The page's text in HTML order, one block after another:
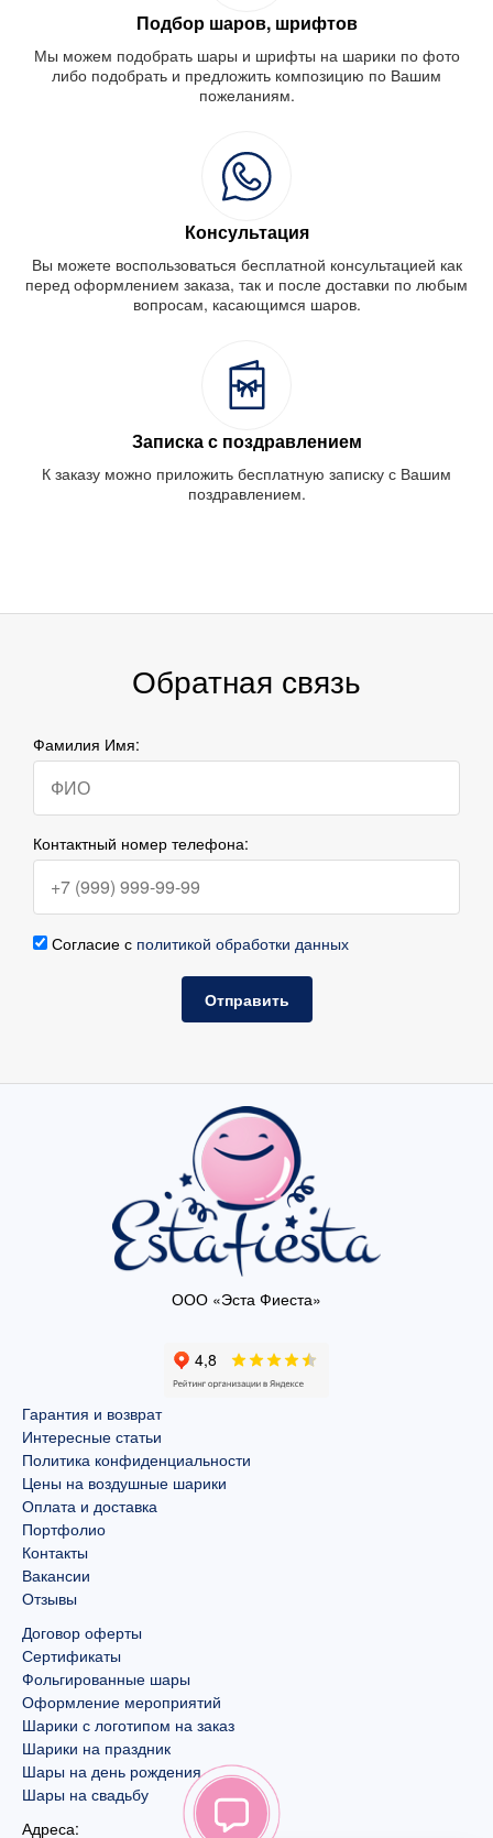
Подбор шаров, шрифтов
Мы можем подобрать шары и шрифты на шарики по фото
либо подобрать и предложить композицию по Вашим
пожеланиям.
Консультация
Вы можете воспользоваться бесплатной консультацией как
перед оформлением заказа, так и после доставки по любым
вопросам, касающимся шаров.
Записка с поздравлением
К заказу можно приложить бесплатную записку с Вашим
поздравлением.
Обратная связь
Фамилия Имя:
Контактный номер телефона:
Согласие с политикой обработки данных
Отправить
ООО «Эста Фиеста»
Гарантия и возврат
Интересные статьи
Политика конфиденциальности
Цены на воздушные шарики
Оплата и доставка
Портфолио
Контакты
Вакансии
Отзывы
Договор оферты
Сертификаты
Фольгированные шары
Оформление мероприятий
Шарики с логотипом на заказ
Шарики на праздник
Шары на день рождения
Шары на свадьбу
Адреса: